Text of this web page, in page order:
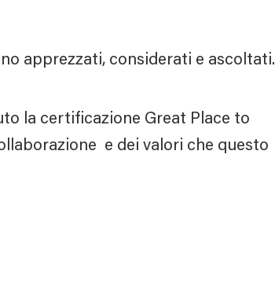
apprezzati, considerati e ascoltati.
la certificazione Great Place to
e dei valori che questo